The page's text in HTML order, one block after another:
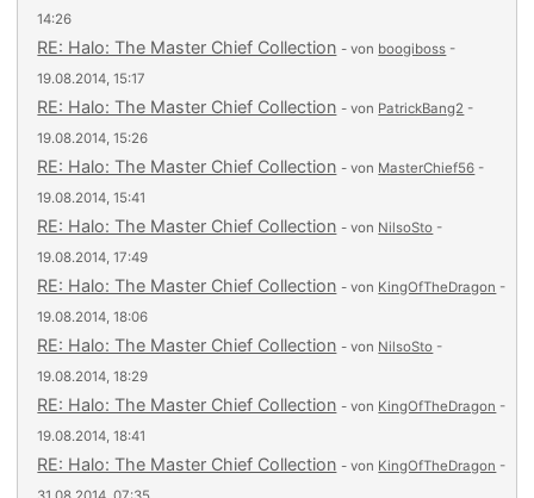
14:26
RE: Halo: The Master Chief Collection - von boogiboss -
19.08.2014, 15:17
RE: Halo: The Master Chief Collection - von PatrickBang2 -
19.08.2014, 15:26
RE: Halo: The Master Chief Collection - von MasterChief56 -
19.08.2014, 15:41
RE: Halo: The Master Chief Collection - von NilsoSto -
19.08.2014, 17:49
RE: Halo: The Master Chief Collection - von KingOfTheDragon -
19.08.2014, 18:06
RE: Halo: The Master Chief Collection - von NilsoSto -
19.08.2014, 18:29
RE: Halo: The Master Chief Collection - von KingOfTheDragon -
19.08.2014, 18:41
RE: Halo: The Master Chief Collection - von KingOfTheDragon -